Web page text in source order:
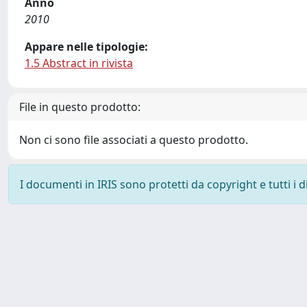
2010
Appare nelle tipologie:
1.5 Abstract in rivista
File in questo prodotto:
Non ci sono file associati a questo prodotto.
I documenti in IRIS sono protetti da copyright e tutti i